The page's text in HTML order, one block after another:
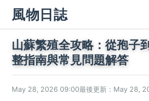
風物日誌
山蘇繁殖全攻略：從孢子
整指南與常見問題解答
May 28, 2026 09:00最後更新：May 28,